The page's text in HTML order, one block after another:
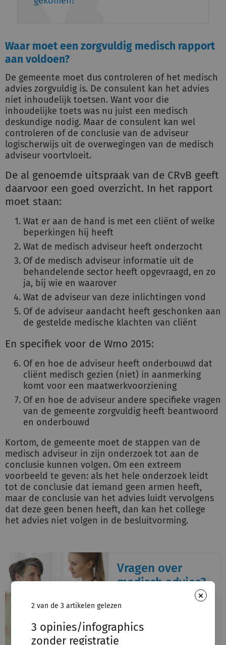
×
2 van de 3 artikelen gelezen
3 opinies/infographics
zonder registratie
Waar moet een zorgvuldig medisch rapport
aan voldoen?
De gemeente moet dus controleren of het medisch
advies zorgvuldig is. De consulent kan het advies
niet inhoudelijk toetsen. Want voor die
inhoudelijke toets was nu juist een medisch
deskundige nodig. Maar de consulent kan wel
controleren of de conclusie van de adviseur
logischerwijs uit de overwegingen van de medisch
adviseur voortvloeit.
De al genoemde uitspraak van de CRvB geeft
daarvoor een goed overzicht. In het rapport
moet staan:
Wat er aan de hand is met een cliënt of welke
beperkingen hij heeft
Wat de medisch adviseur heeft onderzocht
Of de medisch adviseur informatie uit de
behandelende sector heeft opgevraagd, en zo
ja, bij wie en waarover
Wat de adviseur van deze inlichtingen vond
Of de adviseur aandacht heeft geschonken aan
de gestelde medische klachten van cliënt
En specifiek voor de Wmo 2015:
Of en hoe de adviseur heeft onderbouwd dat
cliënt medisch gezien (niet) in aanmerking
komt voor een maatwerkvoorziening
Of en hoe de adviseur andere specifieke vragen
van de gemeente zorgvuldig heeft beantwoord
en onderbouwd
Kortom, de gemeente moet de stappen van de
medisch adviseur in zijn onderzoek tot aan de
conclusie kunnen volgen. Om een extreem
voorbeeld te geven: als het hele onderzoek leidt
tot de conclusie dat iemand geen armen heeft,
maar de conclusie van het advies luidt vervolgens
dat deze geen benen heeft, dan kan het college
het advies niet volgen in de besluitvorming.
Vragen over
medisch advies?
Hebt u nu nog vragen
over medisch advies en
een specifieke situatie in
uw gemeente? Vraag deze
aan de helpdesk van de